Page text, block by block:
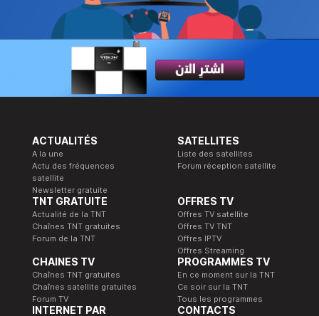
ACTUALITÉS
A la une
Actu des fréquences
satellite
Newsletter gratuite
SATELLITES
Liste des satellites
Forum réception satellite
TNT GRATUITE
Actualité de la TNT
Chaînes TNT gratuites
Forum de la TNT
OFFRES TV
Offres TV satellite
Offres TV TNT
Offres IPTV
Offres Streaming
CHAINES TV
Chaînes TNT gratuites
Chaînes satellite gratuites
Forum TV
PROGRAMMES TV
En ce moment sur la TNT
Ce soir sur la TNT
Tous les programmes
INTERNET PAR
CONTACTS